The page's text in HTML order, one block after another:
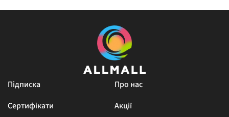
Підписка
Про нас
Сертифікати
Акції